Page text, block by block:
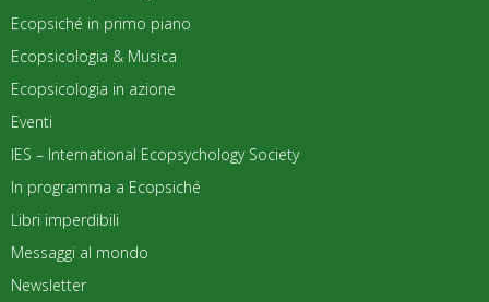
Ecopsiché in primo piano
Ecopsicologia & Musica
Ecopsicologia in azione
Eventi
IES – International Ecopsychology Society
In programma a Ecopsiché
Libri imperdibili
Messaggi al mondo
Newsletter